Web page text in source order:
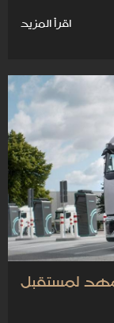
اقرأ المزيد
لمستقبل